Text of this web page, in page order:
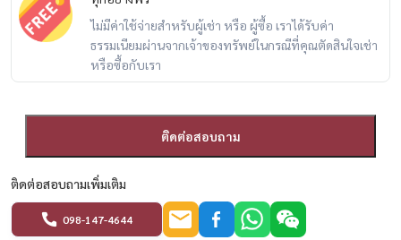
📞 สนใจนัดชม / For private viewing / 预约看房
Call / WhatsApp:+66 (0)90-993-5832
LINE: @housewa
Website: www.housewathailand.com
#ASpaceสุขุมวิท77 #คอนโดขาย #คอนโดอ่อนนุช #คอนโดแต่งใหม่ #ลงทุ
นอสังหา #HousewaThailand #BangkokProperty #CondoForSale
ไม่มีค่าใช้จ่ายสำหรับผู้เช่า หรือ ผู้ซื้อ เราได้รับค่า
ธรรมเนียมผ่านจากเจ้าของทรัพย์ในกรณีที่คุณตัดสินใจเช่า
หรือซื้อกับเรา
ติดต่อสอบถาม
ติดต่อสอบถามเพิ่มเติม
098-147-4644